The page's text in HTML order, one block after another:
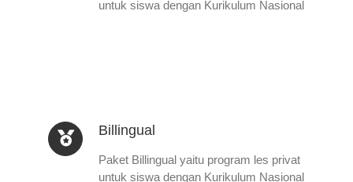
untuk siswa dengan Kurikulum Nasional
Billingual
Paket Billingual yaitu program les privat
untuk siswa dengan Kurikulum Nasional